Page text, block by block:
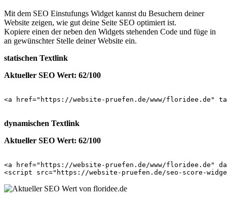
Mit dem SEO Einstufungs Widget kannst du Besuchern deiner
Website zeigen, wie gut deine Seite SEO optimiert ist.
Kopiere einen der neben den Widgets stehenden Code und füge in
an gewünschter Stelle deiner Website ein.
statischen Textlink
Aktueller SEO Wert: 62/100
<a href="https://website-pruefen.de/www/floridee.de"
dynamischen Textlink
Aktueller SEO Wert: 62/100
<a href="https://website-pruefen.de/www/floridee.de"